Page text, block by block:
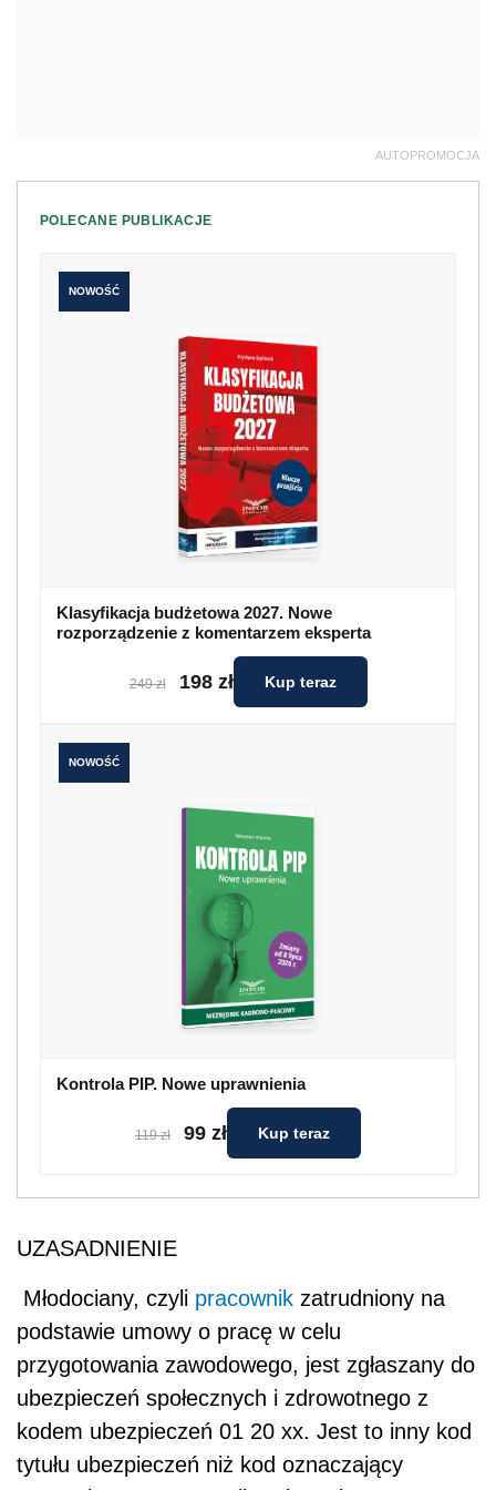
AUTOPROMOCJA
POLECANE PUBLIKACJE
NOWOŚĆ
Klasyfikacja budżetowa 2027. Nowe
rozporządzenie z komentarzem eksperta
249 zł 198 zł Kup teraz
NOWOŚĆ
Kontrola PIP. Nowe uprawnienia
119 zł 99 zł Kup teraz
UZASADNIENIE
Młodociany, czyli pracownik zatrudniony na
podstawie umowy o pracę w celu
przygotowania zawodowego, jest zgłaszany do
ubezpieczeń społecznych i zdrowotnego z
kodem ubezpieczeń 01 20 xx. Jest to inny kod
tytułu ubezpieczeń niż kod oznaczający